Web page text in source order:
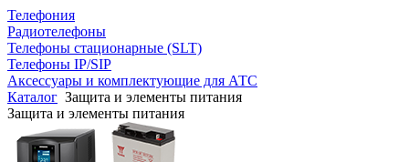
Телефония
Радиотелефоны
Телефоны стационарные (SLT)
Телефоны IP/SIP
Аксессуары и комплектующие для АТС
Каталог Защита и элементы питания
Защита и элементы питания